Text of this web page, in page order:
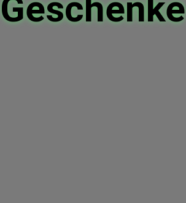
Geschenke